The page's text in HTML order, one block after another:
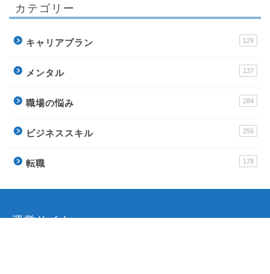
カテゴリー
キャリアプラン 129
メンタル 137
職場の悩み 284
ビジネススキル 256
転職 178
運営サイト